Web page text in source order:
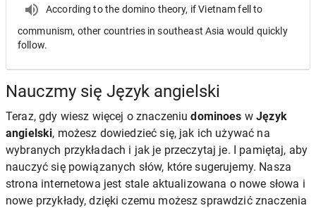
According to the domino theory, if Vietnam fell to
communism, other countries in southeast Asia would quickly
follow.
Nauczmy się Język angielski
Teraz, gdy wiesz więcej o znaczeniudominoes wJęzyk
angielski, możesz dowiedzieć się, jak ich używać na
wybranych przykładach i jak je przeczytaj je. I pamiętaj, aby
nauczyć się powiązanych słów, które sugerujemy. Nasza
strona internetowa jest stale aktualizowana o nowe słowa i
nowe przykłady, dzięki czemu możesz sprawdzić znaczenia